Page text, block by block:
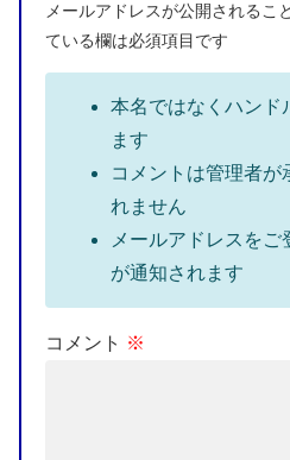
メールアドレスが公開されるこ
ている欄は必須項目です
本名ではなくハンド
ます
コメントは管理者が
れません
メールアドレスを
が通知されます
コメント ※